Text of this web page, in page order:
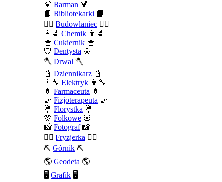
🍹 Barman 🍹
📙 Bibliotekarki 📙
👷‍♂️ Budowlaniec 👷‍♂️
👩‍🔬 Chemik 👩‍🔬
🧁 Cukiernik 🧁
🦷 Dentysta 🦷
🪓 Drwal 🪓
📓 Dziennikarz 📓
👨‍🔧 Elektryk 👨‍🔧
💊 Farmaceuta 💊
🦵 Fizjoterapeuta 🦵
💐 Florystka 💐
🌸 Folkowe 🌸
📸 Fotograf📸
💇‍♀️ Fryzjerka 💇‍♀️
⛏️ Górnik ⛏️
🌎 Geodeta 🌎
🖥️ Grafik 🖥️